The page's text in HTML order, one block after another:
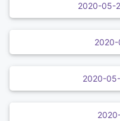
2020-05-
2020-